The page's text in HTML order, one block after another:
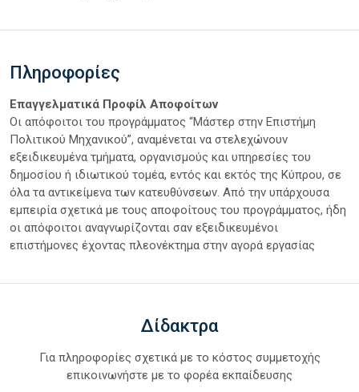
Πληροφορίες
Επαγγελματικά Προφίλ Αποφοίτων
Οι απόφοιτοι του προγράμματος “Μάστερ στην Επιστήμη
Πολιτικού Μηχανικού”, αναμένεται να στελεχώνουν
εξειδικευμένα τμήματα, οργανισμούς και υπηρεσίες του
δημοσίου ή ιδιωτικού τομέα, εντός και εκτός της Κύπρου, σε
όλα τα αντικείμενα των κατευθύνσεων. Από την υπάρχουσα
εμπειρία σχετικά με τους αποφοίτους του προγράμματος, ήδη
οι απόφοιτοι αναγνωρίζονται σαν εξειδικευμένοι
επιστήμονες έχοντας πλεονέκτημα στην αγορά εργασίας
Δίδακτρα
Για πληροφορίες σχετικά με το κόστος συμμετοχής
επικοινωνήστε με το φορέα εκπαίδευσης